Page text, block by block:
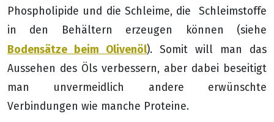
Phospholipide und die Schleime, die Schleimstoffe
in den Behältern erzeugen können (siehe
Bodensätze beim Olivenöl). Somit will man das
Aussehen des Öls verbessern, aber dabei beseitigt
man unvermeidlich andere erwünschte
Verbindungen wie manche Proteine.